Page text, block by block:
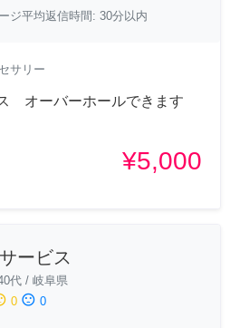
ジ平均返信時間: 30分以内
サリー
オーバーホールできます
¥5,000
ービス
代 / 岐阜県
0 sentiment_dissatisfied 0